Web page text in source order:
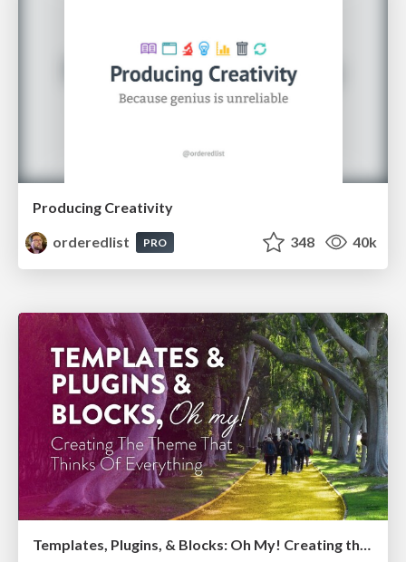
Producing Creativity
orderedlist
PRO 348 40k
Templates, Plugins, & Blocks: Oh My! Creating the theme that thinks of everything